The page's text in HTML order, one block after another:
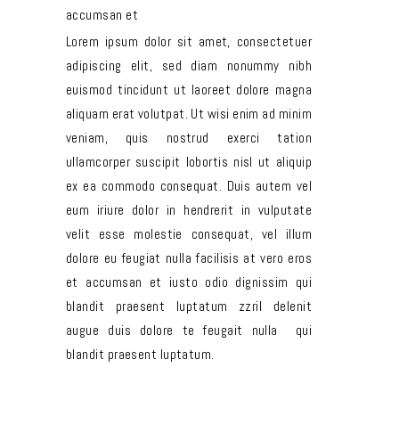
accumsan et
Lorem ipsum dolor sit amet, consectetuer
adipiscing elit, sed diam nonummy nibh
euismod tincidunt ut laoreet dolore magna
aliquam erat volutpat. Ut wisi enim ad minim
veniam, quis nostrud exerci tation
ullamcorper suscipit lobortis nisl ut aliquip
ex ea commodo consequat. Duis autem vel
eum iriure dolor in hendrerit in vulputate
velit esse molestie consequat, vel illum
dolore eu feugiat nulla facilisis at vero eros
et accumsan et iusto odio dignissim qui
blandit praesent luptatum zzril delenit
augue duis dolore te feugait nulla qui
blandit praesent luptatum.